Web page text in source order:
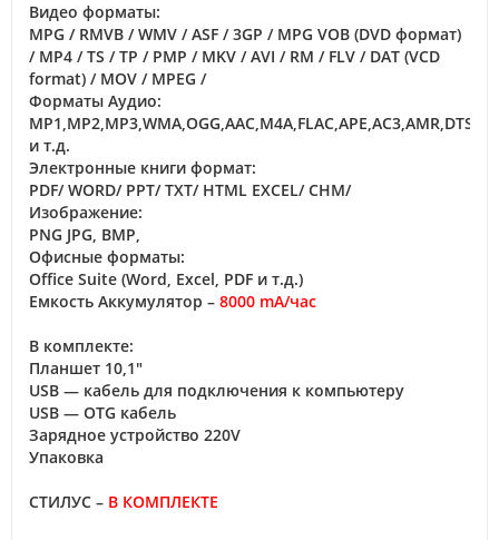
Видео форматы:
MPG / RMVB / WMV / ASF / 3GP / MPG VOB (DVD формат)
/ MP4 / TS / TP / PMP / MKV / AVI / RM / FLV / DAT (VCD
format) / MOV / MPEG /
Форматы Аудио:
и т.д.
Электронные книги формат:
PDF/ WORD/ PPT/ TXT/ HTML EXCEL/ CHM/
Изображение:
PNG JPG, BMP,
Офисные форматы:
Office Suite (Word, Excel, PDF и т.д.)
Емкость Аккумулятор – 8000 mA/час
В комплекте:
Планшет 10,1"
USB ― кабель для подключения к компьютеру
USB ― OTG кабель
Зарядное устройство 220V
Упаковка
СТИЛУС – В КОМПЛЕКТЕ